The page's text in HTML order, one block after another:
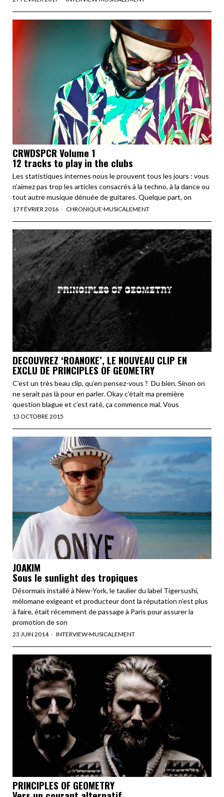
CRWDSPCR Volume 1
12 tracks to play in the clubs
Les statistiques internes nous le prouvent tous les jours : vous
n’aimez pas trop les articles consacrés à la techno, à la dance ou
tout autre musique dénuée de guitares. Quelque part, on
17 FÉVRIER 2016 CHRONIQUE·MUSICALEMENT
DECOUVREZ ‘ROANOKE’, LE NOUVEAU CLIP EN
EXCLU DE PRINCIPLES OF GEOMETRY
C’est un très beau clip, qu’en pensez-vous ? Du bien. Sinon on
ne serait pas là pour en parler. Okay c’était ma première
question blague et c’est raté, ça commence mal. Vous
13 OCTOBRE 2015
JOAKIM
Sous le sunlight des tropiques
Désormais installé à New-York, le taulier du label Tigersushi,
mélomane exigeant et producteur dont la réputation n’est plus
à faire, était récemment de passage à Paris pour assurer la
promotion de son
23 JUIN 2014 INTERVIEW·MUSICALEMENT
PRINCIPLES OF GEOMETRY